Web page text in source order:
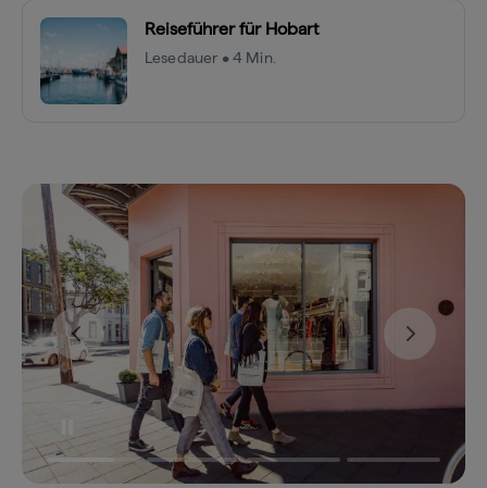
Reiseführer für Hobart
Lesedauer • 4 Min.